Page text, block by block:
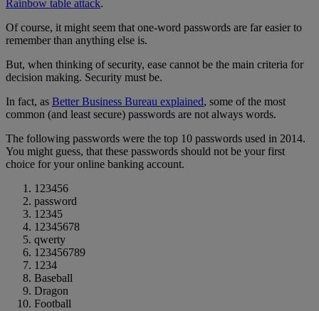
Rainbow table attack.
Of course, it might seem that one-word passwords are far easier to
remember than anything else is.
But, when thinking of security, ease cannot be the main criteria for
decision making. Security must be.
In fact, as Better Business Bureau explained, some of the most
common (and least secure) passwords are not always words.
The following passwords were the top 10 passwords used in 2014.
You might guess, that these passwords should not be your first
choice for your online banking account.
123456
password
12345
12345678
qwerty
123456789
1234
Baseball
Dragon
Football